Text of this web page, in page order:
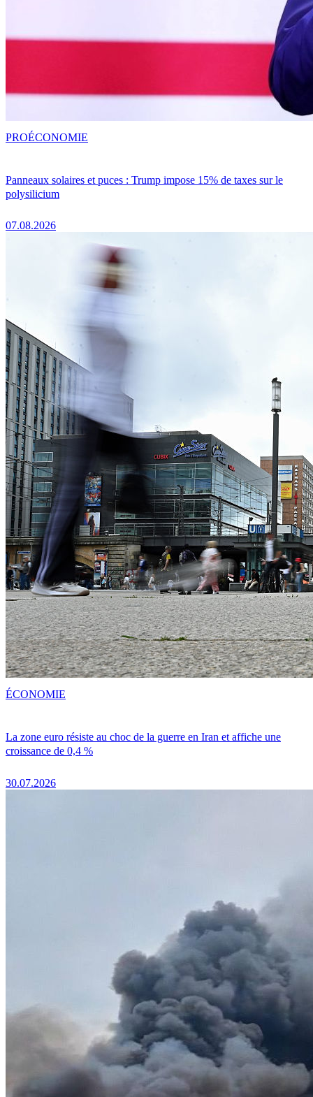
Panneaux solaires et puces : Trump impose 15% de taxes sur le
polysilicium
07.08.2026
PROÉCONOMIE
La zone euro résiste au choc de la guerre en Iran et affiche une
croissance de 0,4 %
30.07.2026
ÉCONOMIE